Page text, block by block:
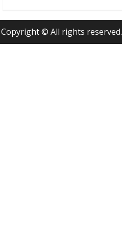
Copyright © All rights reserved.